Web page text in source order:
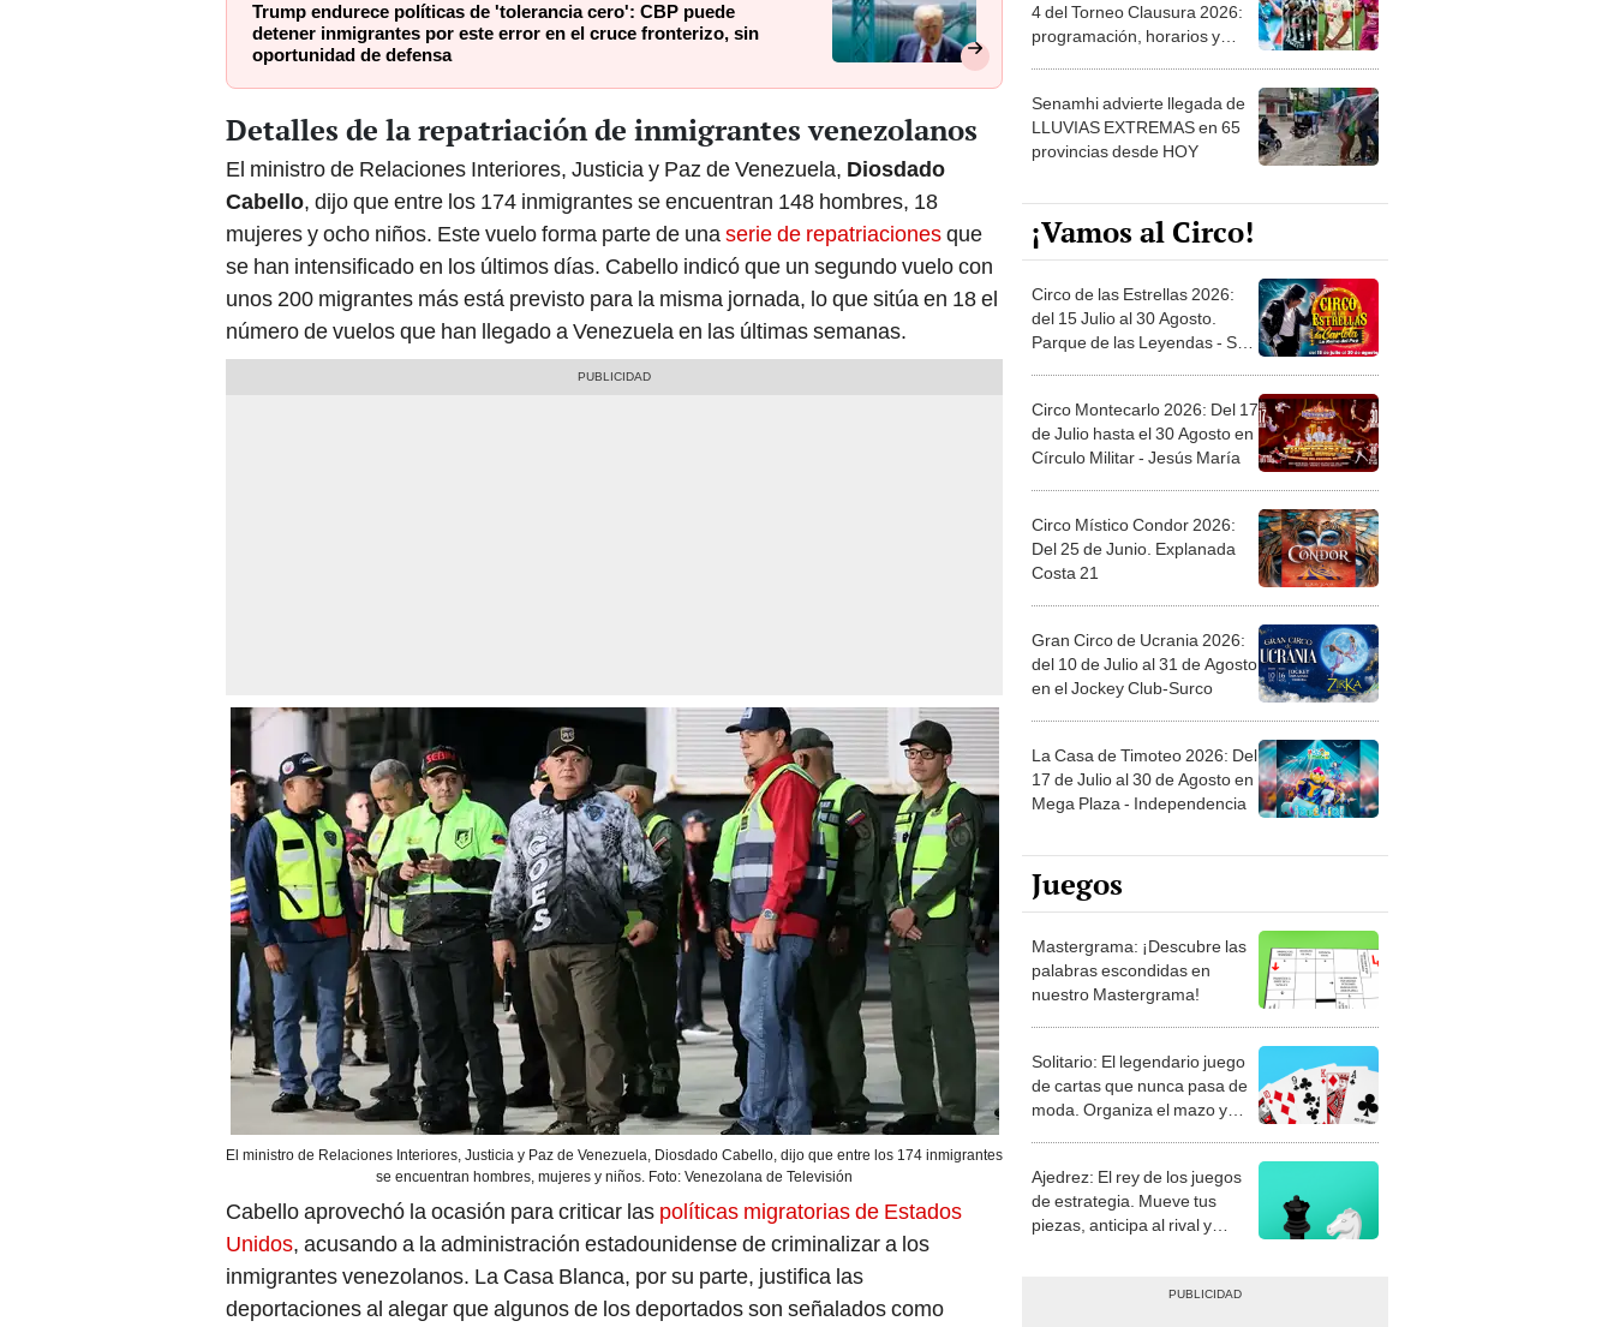
Trump endurece políticas de 'tolerancia cero': CBP puede
detener inmigrantes por este error en el cruce fronterizo, sin
oportunidad de defensa
Detalles de la repatriación de inmigrantes venezolanos
El ministro de Relaciones Interiores, Justicia y Paz de Venezuela, Diosdado
Cabello, dijo que entre los 174 inmigrantes se encuentran 148 hombres, 18
mujeres y ocho niños. Este vuelo forma parte de unaserie de repatriacionesque
se han intensificado en los últimos días. Cabello indicó que un segundo vuelo con
unos 200 migrantes más está previsto para la misma jornada, lo que sitúa en 18 el
número de vuelos que han llegado a Venezuela en las últimas semanas.
El ministro de Relaciones Interiores, Justicia y Paz de Venezuela, Diosdado Cabello, dijo que entre los 174 inmigrantes
se encuentran hombres, mujeres y niños. Foto: Venezolana de Televisión
Cabello aprovechó la ocasión para criticar las políticas migratorias de Estados
Unidos, acusando a la administración estadounidense de criminalizar a los
inmigrantes venezolanos. La Casa Blanca, por su parte, justifica las
deportaciones al alegar que algunos de los deportados son señalados como
4 del Torneo Clausura 2026:
programación, horarios y
Senamhi advierte llegada de
LLUVIAS EXTREMAS en 65
provincias desde HOY
¡Vamos al Circo!
Circo de las Estrellas 2026:
del 15 Julio al 30 Agosto.
Parque de las Leyendas - San
Circo Montecarlo 2026: Del 17
de Julio hasta el 30 Agosto en
Círculo Militar - Jesús María
Circo Místico Condor 2026:
Del 25 de Junio. Explanada
Costa 21
Gran Circo de Ucrania 2026:
del 10 de Julio al 31 de Agosto
en el Jockey Club-Surco
La Casa de Timoteo 2026: Del
17 de Julio al 30 de Agosto en
Mega Plaza - Independencia
Juegos
Mastergrama: ¡Descubre las
palabras escondidas en
nuestro Mastergrama!
Solitario: El legendario juego
de cartas que nunca pasa de
moda. Organiza el mazo y
Ajedrez: El rey de los juegos
de estrategia. Mueve tus
piezas, anticipa al rival y